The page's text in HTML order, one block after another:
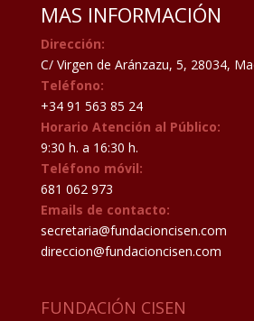
MAS INFORMACIÓN
Dirección:
C/ Virgen de Aránzazu, 5, 28034,
Teléfono:
+34 91 563 85 24
Horario Atención al Público:
9:30 h. a 16:30 h.
Teléfono móvil:
681 062 973
Emails de contacto:
secretaria@fundacioncisen.com
direccion@fundacioncisen.com
FUNDACIÓN CISEN